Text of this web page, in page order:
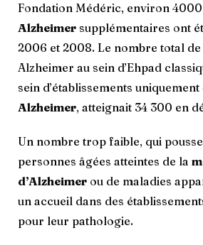
Fondation Médéric, environ
Alzheimer supplémentaires ont
2006 et 2008. Le nombre total de
Alzheimer au sein d’Ehpad
sein d’établissements uniquement
Alzheimer, atteignait 34 300 en
Un nombre trop faible, qui
personnes âgées atteintes de la
d’Alzheimer ou de maladies
un accueil dans des
pour leur pathologie.